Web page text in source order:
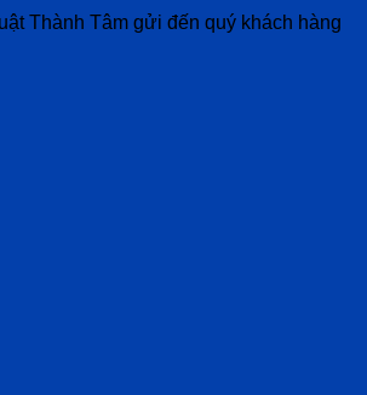
Thành Tâm gửi đến quý khách hàng